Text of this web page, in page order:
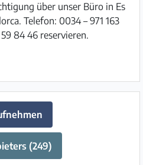
über unser Büro in Es
Telefon: 0034 – 971 163
84 46 reservieren.
(249)